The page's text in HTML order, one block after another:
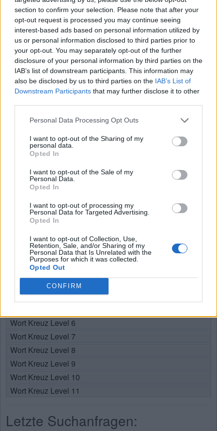
section to confirm your selection. Please note that after your
opt-out request is processed you may continue seeing
interest-based ads based on personal information utilized by
us or personal information disclosed to third parties prior to
your opt-out. You may separately opt-out of the further
disclosure of your personal information by third parties on the
IAB’s list of downstream participants. This information may
also be disclosed by us to third parties on the IAB’s List of
Downstream Participants that may further disclose it to other
Personal Data Processing Opt Outs
I want to opt-out of the Sharing of my
personal data.
Opted In
I want to opt-out of the Sale of my
Personal Data.
Opted In
I want to opt-out of processing my
Personal Data for Targeted Advertising.
Opted In
I want to opt-out of Collection, Use,
Retention, Sale, and/or Sharing of my
Personal Data that Is Unrelated with the
Purposes for which it was collected.
Opted Out
CONFIRM
mit Ihrer Freundesliste, mehr Spieler bedeutet mehr Umsatz
für den Entwickler, also helfen Sie ihm zu wachsen.
Suche nach Buchstaben.
Geben Sie alle Buchstaben
des Puzzles ein:
Suche
nach
Buchstaben.
Puzzles
Wählen Sie Ihr Puzzle aus:
Puzzle nicht gefunden.
Hier können Sie nach Ihrer Antwort anhand der
Levelnummer suchen, aber wir empfehlen Ihnen, die Suche
nach Buchstaben zu verwenden.
Wählen Sie Ihr Level:
Wort Kreuz Level 1
Wort Kreuz Level 2
Wort Kreuz Level 3
Wort Kreuz Level 4
Wort Kreuz Level 6
Wort Kreuz Level 7
Wort Kreuz Level 8
Wort Kreuz Level 9
Wort Kreuz Level 10
Wort Kreuz Level 11
Letzte Suchanfragen: